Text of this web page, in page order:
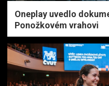
Oneplay uvedlo
Ponožkovém vrahovi